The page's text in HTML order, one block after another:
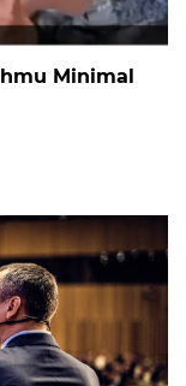
Minimal